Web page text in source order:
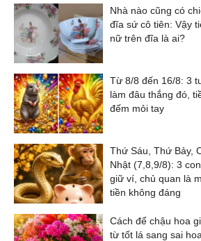
Nhà nào cũng có
đĩa sứ cô tiên: Vậy
nữ trên đĩa là ai?
Từ 8/8 đến 16/8: 3
làm đâu thắng đó,
đếm mỏi tay
Thứ Sáu, Thứ Bảy,
Nhật (7,8,9/8): 3
giữ ví, chủ quan là
tiền không đáng
Cách để chậu hoa
từ tốt lá sang sai